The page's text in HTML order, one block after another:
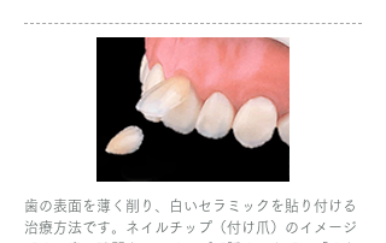
歯の表面を薄く削り、白いセラミックを貼り付ける
治療方法です。ネイルチップ（付け爪）のイメージ